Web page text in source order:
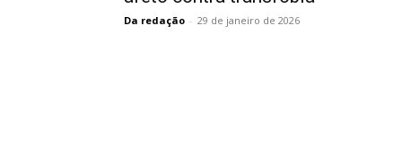
Da redação - 29 de janeiro de 2026